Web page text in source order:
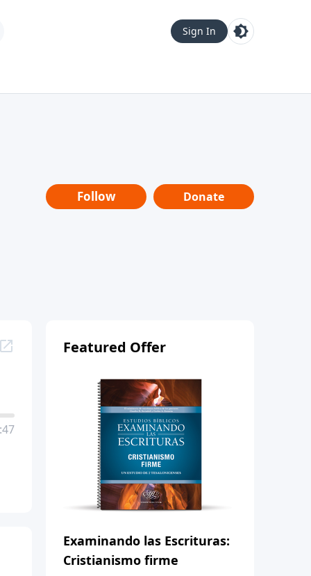
Sign In
Follow Donate
Featured Offer
Examinando las Escrituras:
Cristianismo firme